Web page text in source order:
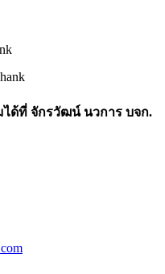
ด้ที่ จักรวัฒน์ นวการ บจก.